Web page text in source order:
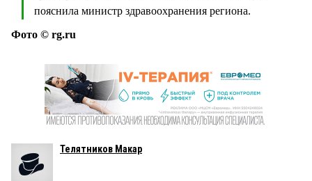
пояснила министр здравоохранения региона.
Фото © rg.ru
Телятников Макар